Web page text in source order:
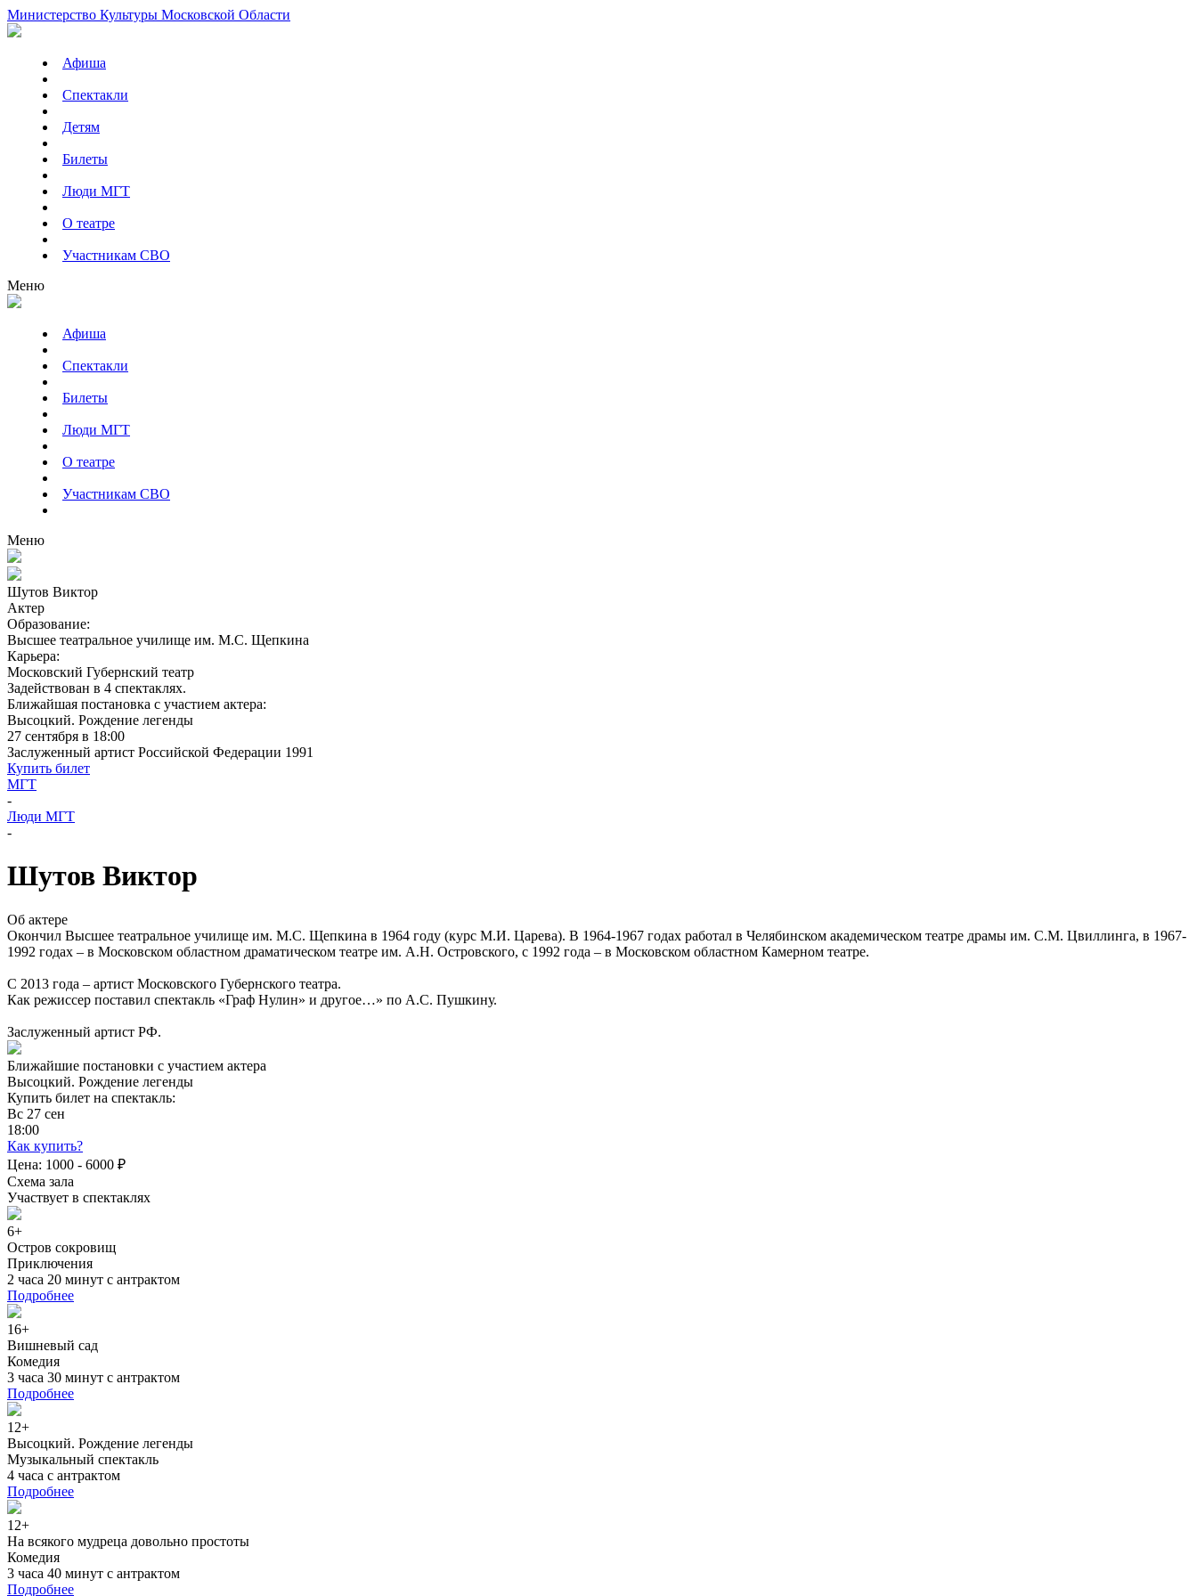
Министерство Культуры Московской Области
Афиша
Спектакли
Детям
Билеты
Люди МГТ
О театре
Участникам СВО
Меню
Афиша
Спектакли
Билеты
Люди МГТ
О театре
Участникам СВО
Меню
Шутов Виктор
Актер
Образование:
Высшее театральное училище им. М.С. Щепкина
Карьера:
Московский Губернский театр
Задействован в 4 спектаклях.
Ближайшая постановка с участием актера:
Высоцкий. Рождение легенды
27 сентября в 18:00
Заслуженный артист Российской Федерации 1991
Купить билет
МГТ
-
Люди МГТ
-
Шутов Виктор
Об актере
Окончил Высшее театральное училище им. М.С. Щепкина в 1964 году (курс М.И. Царева). В 1964-1967 годах работал в Челябинском академическом театре драмы им. С.М. Цвиллинга, в 1967-
1992 годах – в Московском областном драматическом театре им. А.Н. Островского, с 1992 года – в Московском областном Камерном театре.
С 2013 года – артист Московского Губернского театра.
Как режиссер поставил спектакль «Граф Нулин» и другое…» по А.С. Пушкину.
Заслуженный артист РФ.
Ближайшие постановки с участием актера
Высоцкий. Рождение легенды
Купить билет на спектакль:
Вс 27 сен
18:00
Как купить?
Цена: 1000 - 6000 ₽
Схема зала
Участвует в спектаклях
6+
Остров сокровищ
Приключения
2 часа 20 минут с антрактом
Подробнее
16+
Вишневый сад
Комедия
3 часа 30 минут с антрактом
Подробнее
12+
Высоцкий. Рождение легенды
Музыкальный спектакль
4 часа с антрактом
Подробнее
12+
На всякого мудреца довольно простоты
Комедия
3 часа 40 минут с антрактом
Подробнее